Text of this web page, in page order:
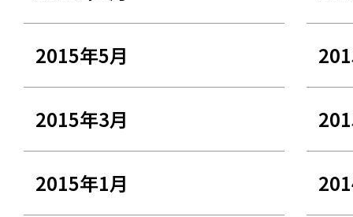
2015年5月
2015年3月
2015年1月